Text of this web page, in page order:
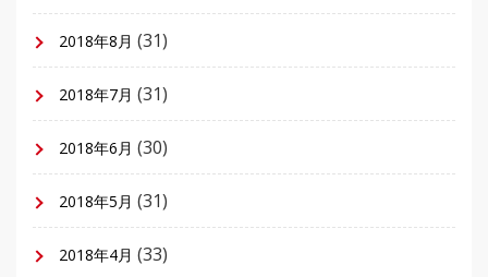
2018年8月 (31)
2018年7月 (31)
2018年6月 (30)
2018年5月 (31)
2018年4月 (33)